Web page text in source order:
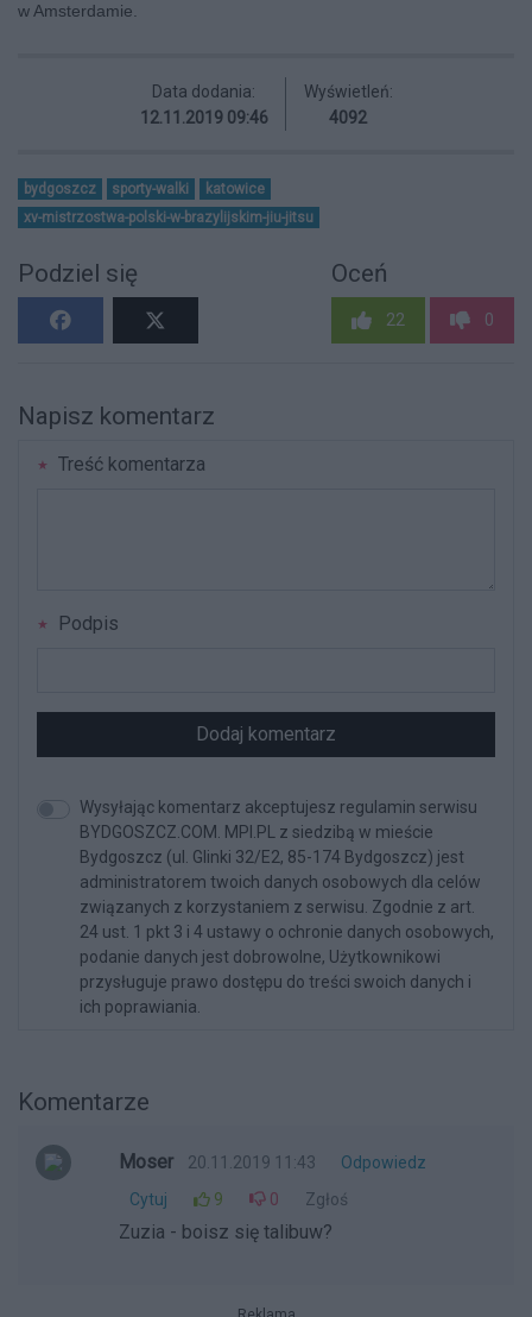
w Amsterdamie.
Data dodania:
12.11.2019 09:46
Wyświetleń:
4092
bydgoszcz sporty-walki
katowice
xv-mistrzostwa-polski-w-brazylijskim-jiu-jitsu
Podziel się Oceń
22 0
Napisz komentarz
Treść komentarza
Podpis
Dodaj komentarz
Wysyłając komentarz akceptujesz regulamin serwisu
BYDGOSZCZ.COM. MPI.PL z siedzibą w mieście
Bydgoszcz (ul. Glinki 32/E2, 85-174 Bydgoszcz) jest
administratorem twoich danych osobowych dla celów
związanych z korzystaniem z serwisu. Zgodnie z art.
24 ust. 1 pkt 3 i 4 ustawy o ochronie danych osobowych,
podanie danych jest dobrowolne, Użytkownikowi
przysługuje prawo dostępu do treści swoich danych i
ich poprawiania.
Komentarze
Moser 20.11.2019 11:43
Odpowiedz
Cytuj
9 0 Zgłoś
Zuzia - boisz się talibuw?